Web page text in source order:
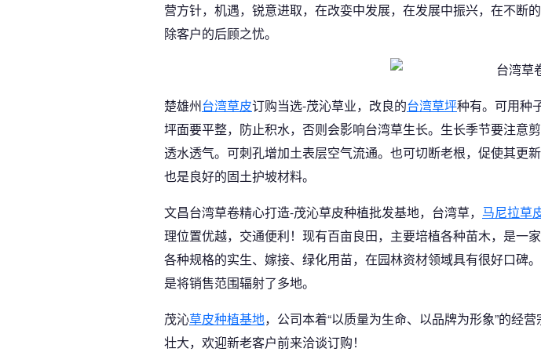
营方针，机遇，锐意进取，在改娈中发展，在发展中振兴，在不断
除客户的后顾之忧。
楚雄州台湾草皮订购当选-茂沁草业，改良的台湾草坪种有。可用种
坪面要平整，防止积水，否则会影响台湾草生长。生长季节要注意
透水透气。可刺孔增加土表层空气流通。也可切断老根，促使其更
也是良好的固土护坡材料。
文昌台湾草卷精心打造-茂沁草皮种植批发基地，台湾草， 马尼拉草
理位置优越，交通便利！现有百亩良田，主要培植各种苗木，是一
各种规格的实生、嫁接、绿化用苗，在园林资材领域具有很好口碑
是将销售范围辐射了多地。
茂沁草皮种植基地，公司本着“以质量为生命、以品牌为形象”的经
壮大，欢迎新老客户前来洽谈订购！